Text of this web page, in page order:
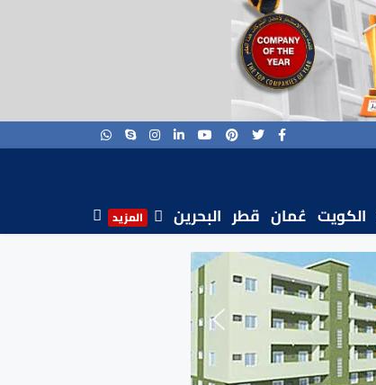
الكويت عُمان قطر البحرين المزيد